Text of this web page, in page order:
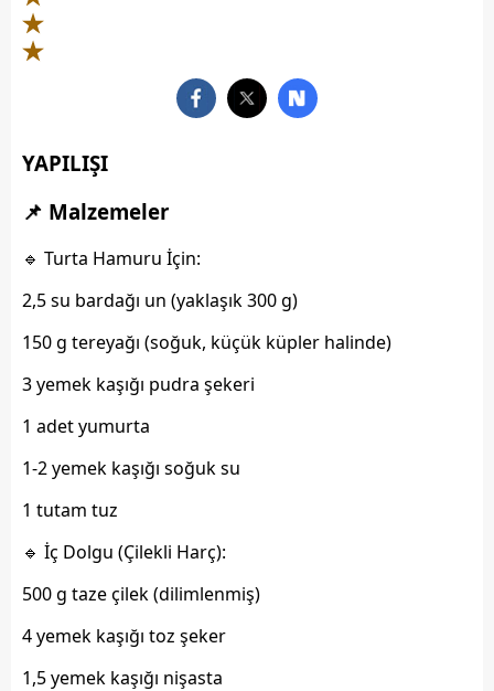
YAPILIŞI
📌 Malzemeler
🔹 Turta Hamuru İçin:
2,5 su bardağı un (yaklaşık 300 g)
150 g tereyağı (soğuk, küçük küpler halinde)
3 yemek kaşığı pudra şekeri
1 adet yumurta
1-2 yemek kaşığı soğuk su
1 tutam tuz
🔹 İç Dolgu (Çilekli Harç):
500 g taze çilek (dilimlenmiş)
4 yemek kaşığı toz şeker
1,5 yemek kaşığı nişasta